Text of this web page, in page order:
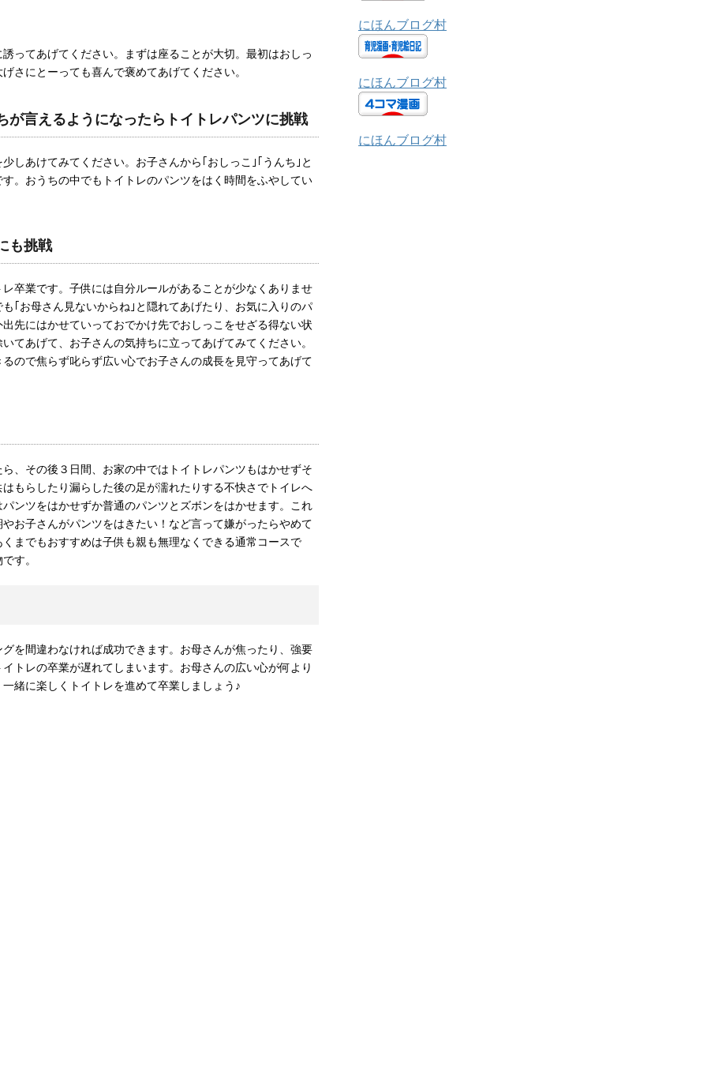
ってあげてください。まずは座ることが大切。最初はおしっ
さにとーっても喜んで褒めてあげてください。
言えるようになったらトイトレパンツに挑戦
しあけてみてください。お子さんから｢おしっこ｣｢うんち｣と
。おうちの中でもトイトレのパンツをはく時間をふやしてい
も挑戦
卒業です。子供には自分ルールがあることが少なくありませ
｢お母さん見ないからね｣と隠れてあげたり、お気に入りのパ
先にはかせていっておでかけ先でおしっこをせざる得ない状
てあげて、お子さんの気持ちに立ってあげてみてください。
ので焦らず叱らず広い心でお子さんの成長を見守ってあげて
、その後３日間、お家の中ではトイトレパンツもはかせずそ
もらしたり漏らした後の足が濡れたりする不快さでトイレへ
ンツをはかせずか普通のパンツとズボンをはかせます。これ
お子さんがパンツをはきたい！など言って嫌がったらやめて
までもおすすめは子供も親も無理なくできる通常コースで
す。
を間違わなければ成功できます。お母さんが焦ったり、強要
トレの卒業が遅れてしまいます。お母さんの広い心が何より
緒に楽しくトイトレを進めて卒業しましょう♪
ー
にほんブログ村
にほんブログ村
にほんブログ村